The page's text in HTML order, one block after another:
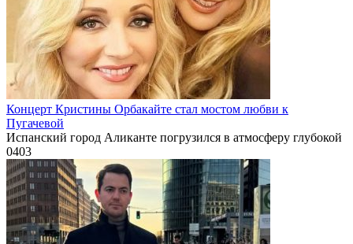
Концерт Кристины Орбакайте стал мостом любви к
Пугачевой
Испанский город Аликанте погрузился в атмосферу глубокой
0403